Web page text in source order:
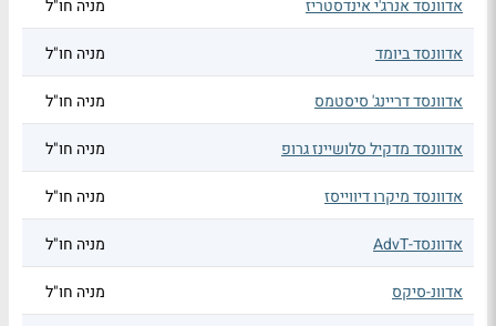
אדוונסד אנרג'י אינדסטריז מניה חו"ל
אדוונסד ביומד מניה חו"ל
אדוונסד דריינג' סיסטמס מניה חו"ל
אדוונסד מדקיל סלושיינז גרופ מניה חו"ל
אדוונסד מיקרו דיווייסז מניה חו"ל
אדוונסד-AdvT מניה חו"ל
אדוונ-סיקס מניה חו"ל